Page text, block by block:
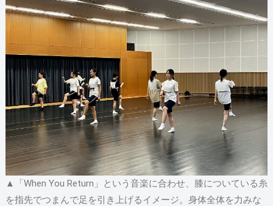
▲「When You Return」という音楽に合わせ、膝についている糸
を指先でつまんで足を引き上げるイメージ。身体全体を力みな